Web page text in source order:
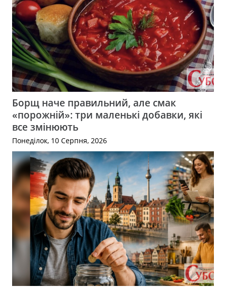
Борщ наче правильний, але смак
«порожній»: три маленькі добавки, які
все змінюють
Понеділок, 10 Серпня, 2026